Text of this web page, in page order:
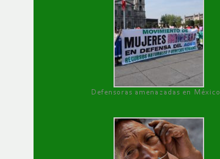
Defensoras amenazadas en México